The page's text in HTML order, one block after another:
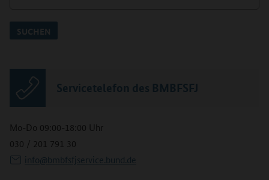
SUCHEN
Servicetelefon des BMBFSFJ
Mo-Do 09:00-18:00 Uhr
030 / 201 791 30
info@bmbfsfjservice.bund.de